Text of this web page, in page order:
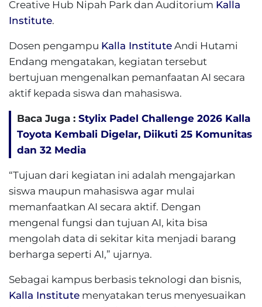
Creative Hub Nipah Park dan Auditorium Kalla
Institute.
Dosen pengampu Kalla Institute Andi Hutami
Endang mengatakan, kegiatan tersebut
bertujuan mengenalkan pemanfaatan AI secara
aktif kepada siswa dan mahasiswa.
Baca Juga : Stylix Padel Challenge 2026 Kalla
Toyota Kembali Digelar, Diikuti 25 Komunitas
dan 32 Media
“Tujuan dari kegiatan ini adalah mengajarkan
siswa maupun mahasiswa agar mulai
memanfaatkan AI secara aktif. Dengan
mengenal fungsi dan tujuan AI, kita bisa
mengolah data di sekitar kita menjadi barang
berharga seperti AI,” ujarnya.
Sebagai kampus berbasis teknologi dan bisnis,
Kalla Institute menyatakan terus menyesuaikan